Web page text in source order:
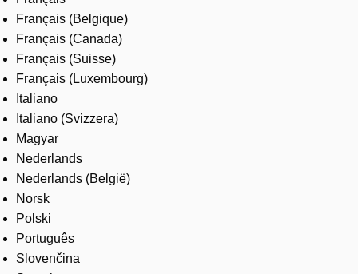
Français (Belgique)
Français (Canada)
Français (Suisse)
Français (Luxembourg)
Italiano
Italiano (Svizzera)
Magyar
Nederlands
Nederlands (België)
Norsk
Polski
Português
Slovenčina